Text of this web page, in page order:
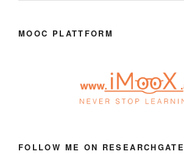
MOOC PLATTFORM
FOLLOW ME ON RESEARCHGATE